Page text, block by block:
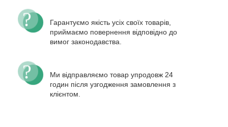
Гарантуємо якість усіх своїх товарів,
приймаємо повернення відповідно до
вимог законодавства.
Ми відправляємо товар упродовж 24
годин після узгодження замовлення з
клієнтом.